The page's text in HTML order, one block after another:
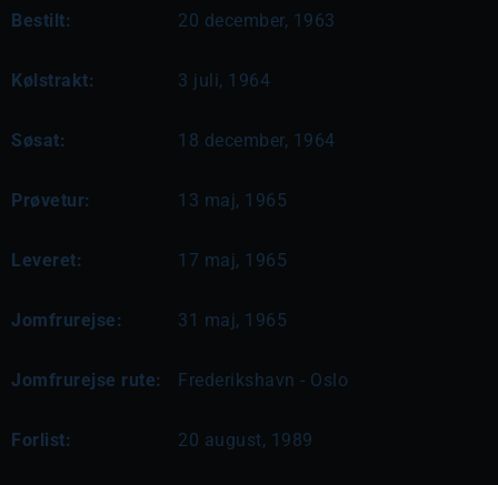
Bestilt: 20 december, 1963
Kølstrakt: 3 juli, 1964
Søsat: 18 december, 1964
Prøvetur: 13 maj, 1965
Leveret: 17 maj, 1965
Jomfrurejse: 31 maj, 1965
Jomfrurejse rute: Frederikshavn - Oslo
Forlist: 20 august, 1989